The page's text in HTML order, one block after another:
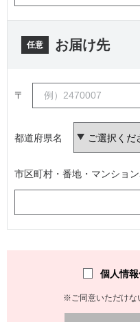
任意 お届け先
〒
都道府県名
市区町村・番地・マンショ
個人情
※ご同意いただけな